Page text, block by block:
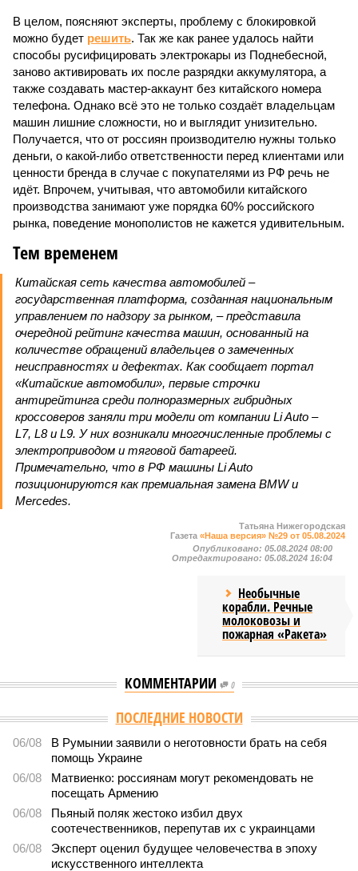
В целом, поясняют эксперты, проблему с блокировкой
можно будет решить. Так же как ранее удалось найти
способы русифицировать электрокары из Поднебесной,
заново активировать их после разрядки аккумулятора, а
также создавать мастер-аккаунт без китайского номера
телефона. Однако всё это не только создаёт владельцам
машин лишние сложности, но и выглядит унизительно.
Получается, что от россиян производителю нужны только
деньги, о какой-либо ответственности перед клиентами или
ценности бренда в случае с покупателями из РФ речь не
идёт. Впрочем, учитывая, что автомобили китайского
производства занимают уже порядка 60% российского
рынка, поведение монополистов не кажется удивительным.
Тем временем
Китайская сеть качества автомобилей –
государственная платформа, созданная национальным
управлением по надзору за рынком, – представила
очередной рейтинг качества машин, основанный на
количестве обращений владельцев о замеченных
неисправностях и дефектах. Как сообщает портал
«Китайские автомобили», первые строчки
антирейтинга среди полноразмерных гибридных
кроссоверов заняли три модели от компании Li Auto –
L7, L8 и L9. У них возникали многочисленные проблемы с
электроприводом и тяговой батареей.
Примечательно, что в РФ машины Li Auto
позиционируются как премиальная замена BMW и
Mercedes.
Татьяна Нижегородская
Газета «Наша версия» №29 от 05.08.2024
Опубликовано: 05.08.2024 08:00
Отредактировано: 05.08.2024 16:04
Необычные
корабли. Речные
молоковозы и
пожарная «Ракета»
КОММЕНТАРИИ 0
ПОСЛЕДНИЕ НОВОСТИ
06/08
В Румынии заявили о неготовности брать на себя
помощь Украине
06/08
Матвиенко: россиянам могут рекомендовать не
посещать Армению
06/08
Пьяный поляк жестоко избил двух
соотечественников, перепутав их с украинцами
06/08
Эксперт оценил будущее человечества в эпоху
искусственного интеллекта